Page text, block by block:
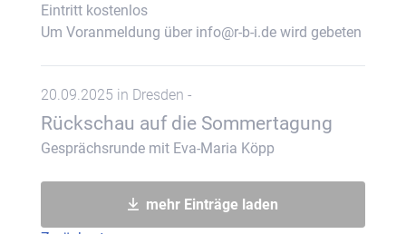
Eintritt kostenlos
Um Voranmeldung über info@r-b-i.de wird gebeten
20.09.2025 in Dresden -
Rückschau auf die Sommertagung
Gesprächsrunde mit Eva-Maria Köpp
mehr Einträge laden